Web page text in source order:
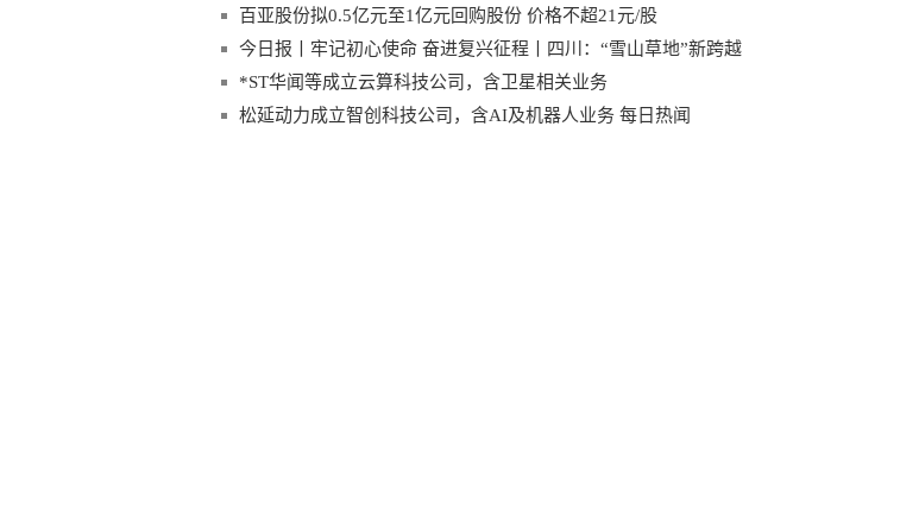
百亚股份拟0.5亿元至1亿元回购股份 价格不超21元/股
今日报丨牢记初心使命 奋进复兴征程丨四川：“雪山草地”新跨越
*ST华闻等成立云算科技公司，含卫星相关业务
松延动力成立智创科技公司，含AI及机器人业务 每日热闻